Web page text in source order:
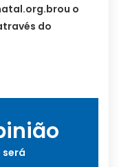
o
do
será